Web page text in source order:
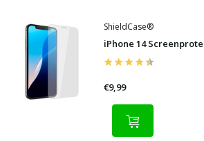
ShieldCase®
iPhone 14
€9,99